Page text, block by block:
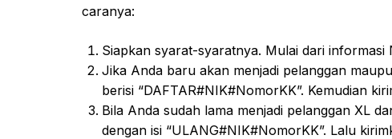
caranya:
Siapkan syarat-syaratnya. Mulai dari informasi
Jika Anda baru akan menjadi pelanggan
berisi “DAFTAR#NIK#NomorKK”. Kemudian
Bila Anda sudah lama menjadi pelanggan XL
dengan isi “ULANG#NIK#NomorKK”. Lalu